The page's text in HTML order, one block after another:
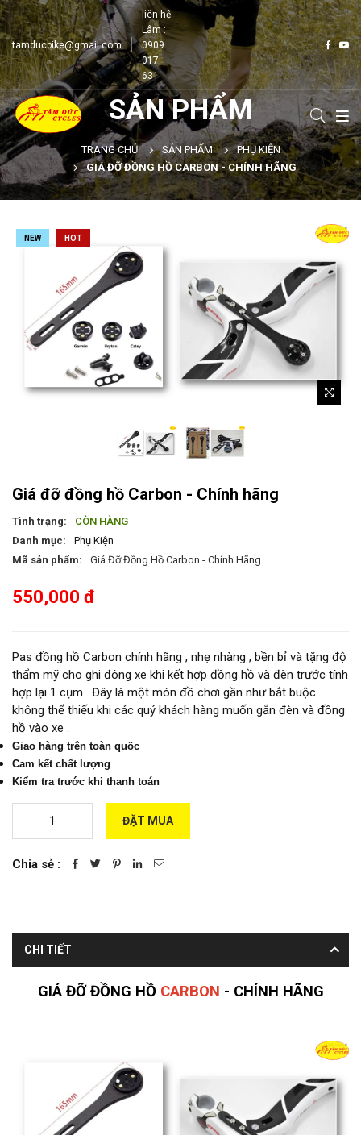
tamducbike@gmail.com
liên hệ
Lâm :
0909
017
631
SẢN PHẨM
TRANG CHỦ SẢN PHẨM
PHỤ KIỆN
GIÁ ĐỠ ĐỒNG HỒ CARBON - CHÍNH HÃNG
NEW HOT
Giá đỡ đồng hồ Carbon - Chính hãng
Tình trạng:
CÒN HÀNG
Danh mục:
Phụ Kiện
Mã sản phẩm:
Giá Đỡ Đồng Hồ Carbon - Chính Hãng
550,000 đ
Pas đồng hồ Carbon chính hãng , nhẹ nhàng , bền bỉ và tặng độ
thẩm mỹ cho ghi đông xe khi kết hợp đồng hồ và đèn trước tính
hợp lại 1 cụm . Đây là một món đồ chơi gần như bắt buộc
không thể thiếu khi các quý khách hàng muốn gắn đèn và đồng
hồ vào xe .
Giao hàng trên toàn quốc
Cam kết chất lượng
Kiểm tra trước khi thanh toán
ĐẶT MUA
Chia sẻ :
CHI TIẾT
GIÁ ĐỠ ĐỒNG HỒ CARBON - CHÍNH HÃNG